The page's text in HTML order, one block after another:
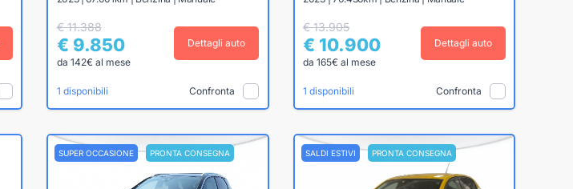
€ 11.388
€ 9.850
da 142€ al mese
Dettagli auto
1 disponibili Confronta
€ 13.905
€ 10.900
da 165€ al mese
Dettagli auto
1 disponibili Confronta
SUPER OCCASIONE PRONTA CONSEGNA SALDI ESTIVI PRONTA CONSEGNA